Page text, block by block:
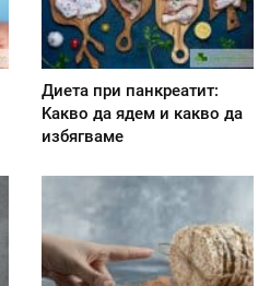
Диета при панкреатит:
Kакво да ядем и какво да
избягваме